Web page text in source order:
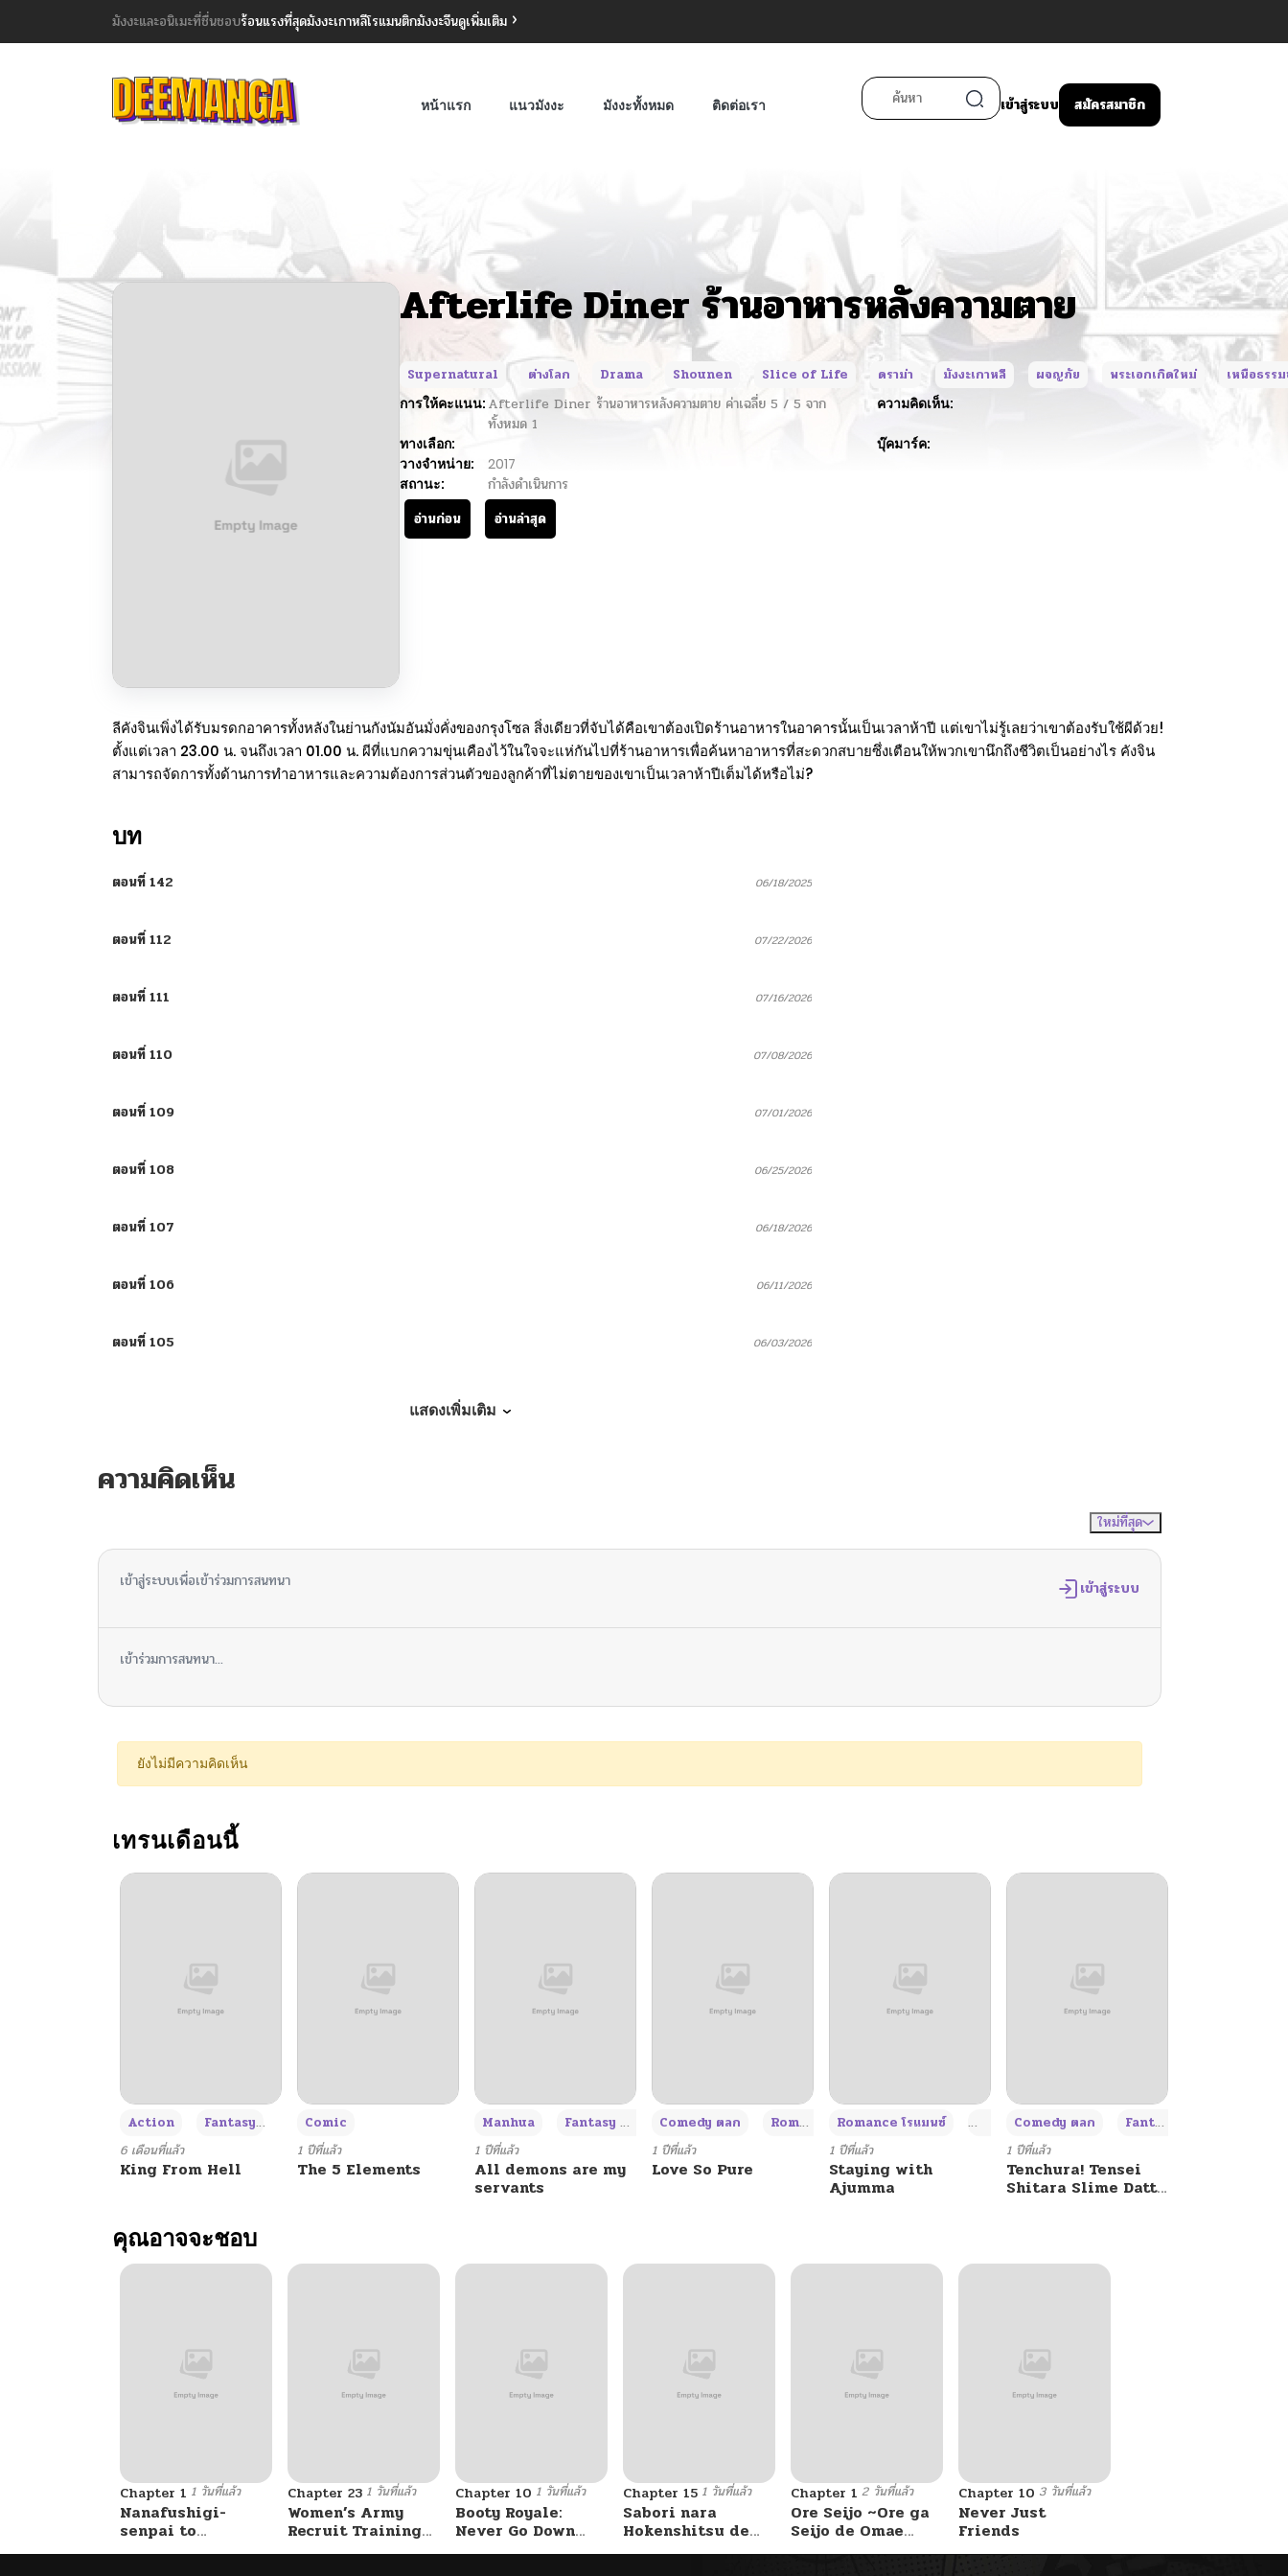
มังงะและอนิเมะที่ชื่นชอบร้อนแรงที่สุดมังงะเกาหลีโรแมนติกมังงะจีนดูเพิ่มเติม
หน้าแรก แนวมังงะ มังงะทั้งหมด ติดต่อเรา เข้าสู่ระบบ สมัครสมาชิก
Afterlife Diner ร้านอาหารหลังความตาย
Supernatural ต่างโลก Drama Shounen Slice of Life ดราม่า มังงะเกาหลี ผจญภัย พระเอกเกิดใหม่
เหนือธรร
การให้คะแนน: Afterlife Diner ร้านอาหารหลังความตาย ค่าเฉลี่ย 5 / 5 จาก
ทั้งหมด 1
ความคิดเห็น:
ทางเลือก:
บุ๊คมาร์ค:
วางจำหน่าย:
2017
สถานะ:
กำลังดำเนินการ
อ่านก่อน
อ่านล่าสุด
ลีคังจินเพิ่งได้รับมรดกอาคารทั้งหลังในย่านกังนัมอันมั่งคั่งของกรุงโซล สิ่งเดียวที่จับได้คือเขาต้องเปิดร้านอาหารในอาคารนั้นเป็นเวลาห้าปี แต่เขาไม่รู้เลยว่าเขาต้องรับใช้ผีด้วย!
ตั้งแต่เวลา 23.00 น. จนถึงเวลา 01.00 น. ผีที่แบกความขุ่นเคืองไว้ในใจจะแห่กันไปที่ร้านอาหารเพื่อค้นหาอาหารที่สะดวกสบายซึ่งเตือนให้พวกเขานึกถึงชีวิตเป็นอย่างไร คังจิน
สามารถจัดการทั้งด้านการทำอาหารและความต้องการส่วนตัวของลูกค้าที่ไม่ตายของเขาเป็นเวลาห้าปีเต็มได้หรือไม่?
บท
ตอนที่ 142 06/18/2025
ตอนที่ 112 07/22/2026
ตอนที่ 111 07/16/2026
ตอนที่ 110 07/08/2026
ตอนที่ 109 07/01/2026
ตอนที่ 108 06/25/2026
ตอนที่ 107 06/18/2026
ตอนที่ 106 06/11/2026
ตอนที่ 105 06/03/2026
ตอนที่ 101
ตอนที่ 100 04/29/2026
ตอนที่ 98 04/15/2026
ตอนที่ 92
ตอนที่ 91
ตอนที่ 89 10/21/2025
ตอนที่ 85 10/21/2025
ตอนที่ 84 10/21/2025
แสดงเพิ่มเติม
ความคิดเห็น
ใหม่ที่สุด
เข้าสู่ระบบเพื่อเข้าร่วมการสนทนา เข้าสู่ระบบ
เข้าร่วมการสนทนา...
ยังไม่มีความคิดเห็น
เทรนเดือนนี้
Action Fantasy
6 เดือนที่แล้ว
King From Hell
Comic
1 ปีที่แล้ว
The 5 Elements
Manhua Fantasy แฟนตาซี +3
1 ปีที่แล้ว
All demons are my
servants
Comedy ตลก Romance โรแมนซ์ +4
1 ปีที่แล้ว
Love So Pure
Romance โรแมนซ์ Adult ผู้ใหญ่ +4
1 ปีที่แล้ว
Staying with
Ajumma
Comedy ตลก Fantasy แฟนตาซี
1 ปีที่แล้ว
Tenchura! Tensei
Shitara Slime Datta
คุณอาจจะชอบ
Chapter 1 1 วันที่แล้ว
Nanafushigi-
senpai to
Tetsujin-kun
Chapter 23 1 วันที่แล้ว
Women’s Army
Recruit Training
Center
Chapter 10 1 วันที่แล้ว
Booty Royale:
Never Go Down
Without A Fight!
Chapter 15 1 วันที่แล้ว
Sabori nara
Hokenshitsu de
Douzo?
Chapter 1 2 วันที่แล้ว
Ore Seijo ~Ore ga
Seijo de Omae
Akuyaku Reijou
Chapter 10 3 วันที่แล้ว
Never Just
Friends